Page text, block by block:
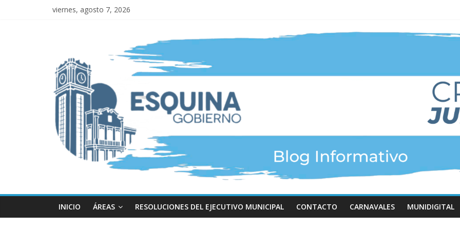
viernes, agosto 7, 2026
INICIO ÁREAS RESOLUCIONES DEL EJECUTIVO MUNICIPAL CONTACTO CARNAVALES MUNIDIGITAL